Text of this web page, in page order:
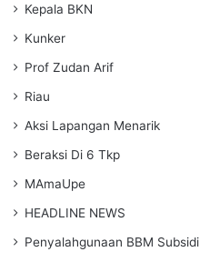
Kepala BKN
Kunker
Prof Zudan Arif
Riau
Aksi Lapangan Menarik
Beraksi Di 6 Tkp
MAmaUpe
HEADLINE NEWS
Penyalahgunaan BBM Subsidi